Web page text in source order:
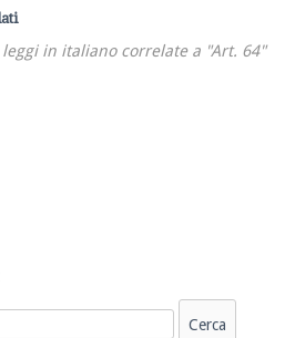
in italiano correlate a "Art. 64"